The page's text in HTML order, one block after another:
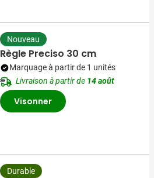
Nouveau
Règle Preciso 30 cm
Marquage à partir de 1 unités
Livraison à partir de 14 août
Visonner
Durable